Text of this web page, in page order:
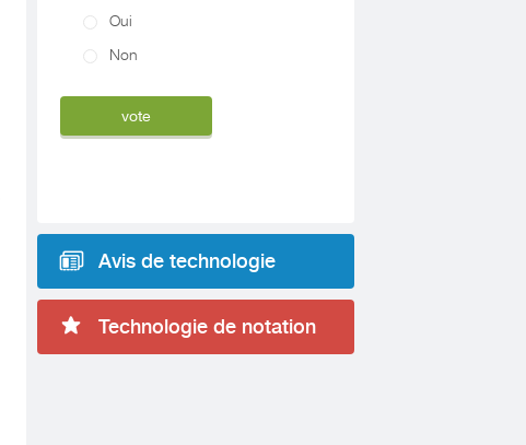
Oui
Non
Avis de technologie
Technologie de notation